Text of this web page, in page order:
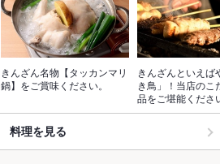
きんざん名物【タッカンマリ
鍋】をご賞味ください。
きんざんといえば
き鳥」！当店のこ
品をご堪能くださ
料理を見る